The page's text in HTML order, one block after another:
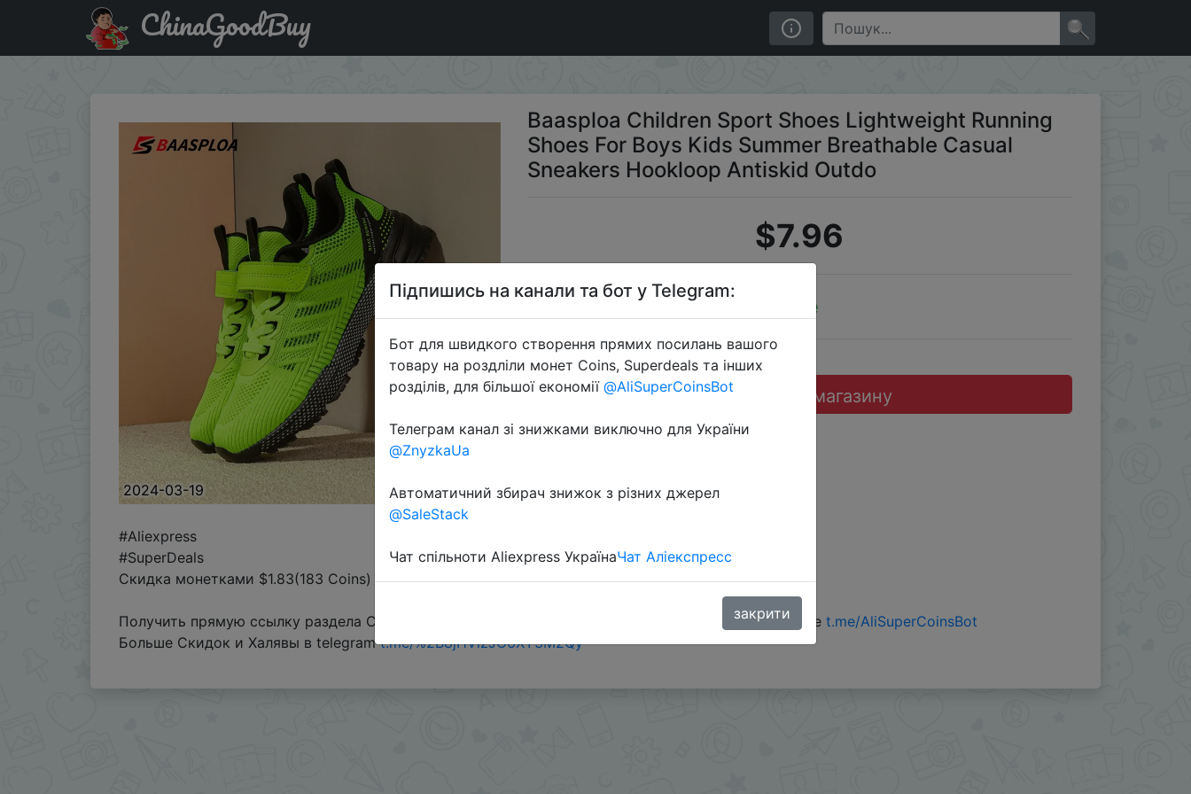
Придбати по знижці Baasploa Children Sport Shoes Lightweight Running Shoes For Boys Kids Summer Breathable Casual Sneakers Hookloop Antiskid Outdo
ChinaGoodBuy
2024-03-19
Baasploa Children Sport Shoes Lightweight Running
Shoes For Boys Kids Summer Breathable Casual
Sneakers Hookloop Antiskid Outdo
$7.96
Sale
Перейти до магазину
#Aliexpress
#SuperDeals
Скидка монетками $1.83(183 Coins) - $1.83(183 Coins)
Получить прямую ссылку раздела Coins или SuperDeals на интересующий вас товар можно в боте t.me/AliSuperCoinsBot
Больше Скидок и Халявы в telegramt.me/%2B8jHVizJO6XY3M2Qy
Підпишись на канали та бот у Telegram:
Бот для швидкого створення прямих посилань вашого
товару на роздліли монет Coins, Superdeals та інших
розділів, для більшої економії @AliSuperCoinsBot
Телеграм канал зі знижками виключно для України
@ZnyzkaUa
Автоматичний збирач знижок з різних джерел
@SaleStack
Чат спільноти Aliexpress УкраїнаЧат Аліекспресс
закрити